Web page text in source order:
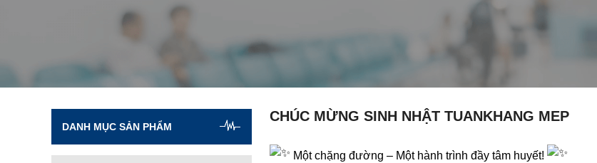
DANH MỤC SẢN PHẨM
CHÚC MỪNG SINH NHẬT TUANKHANG MEP
Một chặng đường – Một hành trình đầy tâm huyết!